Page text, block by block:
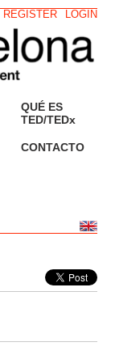
LOGIN
REGISTER
QUÉ ES
TED/TEDx
CONTACTO